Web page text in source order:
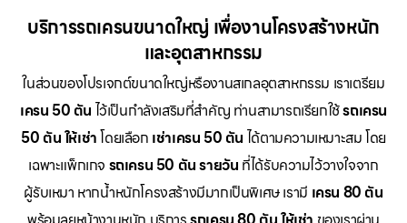
บริการรถเครนขนาดใหญ่ เพื่องานโครงสร้างหนัก
และอุตสาหกรรม
ในส่วนของโปรเจกต์ขนาดใหญ่หรืองานสเกลอุตสาหกรรม เราเตรียม
เครน 50 ตัน ไว้เป็นกำลังเสริมที่สำคัญ ท่านสามารถเรียกใช้รถเครน
50 ตัน ให้เช่าโดยเลือก เช่าเครน 50 ตัน ได้ตามความเหมาะสม โดย
เฉพาะแพ็กเกจ รถเครน 50 ตัน รายวัน ที่ได้รับความไว้วางใจจาก
ผู้รับเหมา หากน้ำหนักโครงสร้างมีมากเป็นพิเศษ เรามี เครน 80 ตัน